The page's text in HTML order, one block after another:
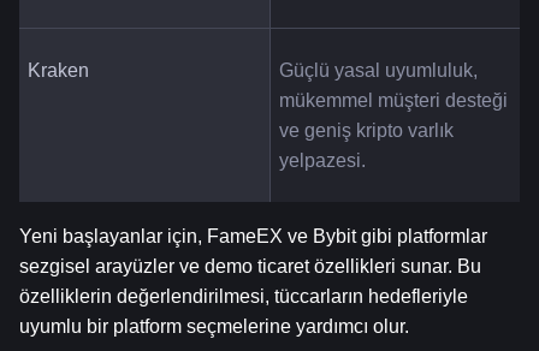
Kraken
Güçlü yasal uyumluluk,
mükemmel müşteri desteği
ve geniş kripto varlık
yelpazesi.
Yeni başlayanlar için, FameEX ve Bybit gibi platformlar
sezgisel arayüzler ve demo ticaret özellikleri sunar. Bu
özelliklerin değerlendirilmesi, tüccarların hedefleriyle
uyumlu bir platform seçmelerine yardımcı olur.